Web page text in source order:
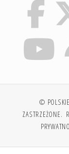
©
ZASTRZEŻONE.